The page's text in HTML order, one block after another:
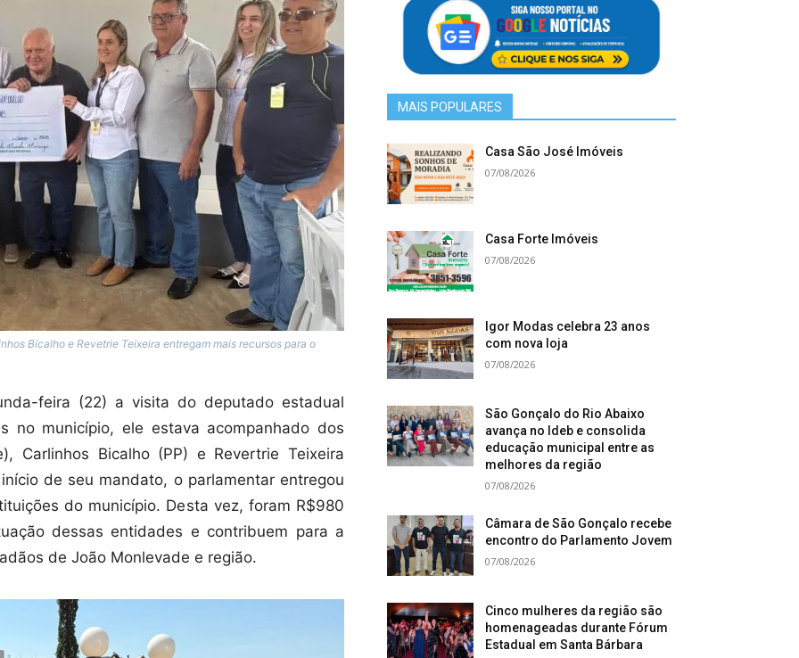
Bicalho e Revetrie Teixeira entregam mais recursos para o
feira (22) a visita do deputado estadual
no município, ele estava acompanhado dos
Carlinhos Bicalho (PP) e Revertrie Teixeira
de seu mandato, o parlamentar entregou
do município. Desta vez, foram R$980
dessas entidades e contribuem para a
de João Monlevade e região.
MAIS POPULARES
Casa São José Imóveis
07/08/2026
Casa Forte Imóveis
07/08/2026
Igor Modas celebra 23 anos
com nova loja
07/08/2026
São Gonçalo do Rio Abaixo
avança no Ideb e consolida
educação municipal entre as
melhores da região
07/08/2026
Câmara de São Gonçalo recebe
encontro do Parlamento Jovem
07/08/2026
Cinco mulheres da região são
homenageadas durante Fórum
Estadual em Santa Bárbara